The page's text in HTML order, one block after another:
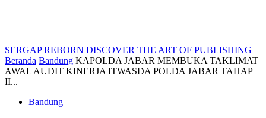
SERGAP REBORN DISCOVER THE ART OF PUBLISHING
Beranda Bandung KAPOLDA JABAR MEMBUKA TAKLIMAT
AWAL AUDIT KINERJA ITWASDA POLDA JABAR TAHAP
II...
Bandung